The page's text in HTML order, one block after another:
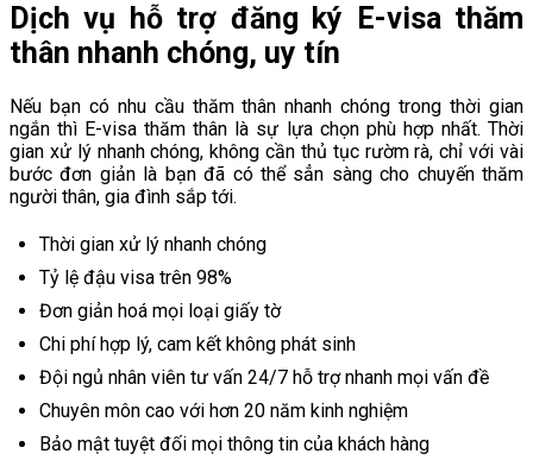
Dịch vụ hỗ trợ đăng ký E-visa thăm
thân nhanh chóng, uy tín
Nếu bạn có nhu cầu thăm thân nhanh chóng trong thời gian
ngắn thì E-visa thăm thân là sự lựa chọn phù hợp nhất. Thời
gian xử lý nhanh chóng, không cần thủ tục rườm rà, chỉ với vài
bước đơn giản là bạn đã có thể sẳn sàng cho chuyến thăm
người thân, gia đình sắp tới.
Thời gian xử lý nhanh chóng
Tỷ lệ đậu visa trên 98%
Đơn giản hoá mọi loại giấy tờ
Chi phí hợp lý, cam kết không phát sinh
Đội ngủ nhân viên tư vấn 24/7 hỗ trợ nhanh mọi vấn đề
Chuyên môn cao với hơn 20 năm kinh nghiệm
Bảo mật tuyệt đối mọi thông tin của khách hàng